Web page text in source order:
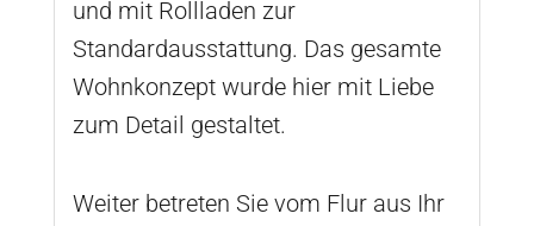
und mit Rollladen zur
Standardausstattung. Das gesamte
Wohnkonzept wurde hier mit Liebe
zum Detail gestaltet.
Weiter betreten Sie vom Flur aus Ihr